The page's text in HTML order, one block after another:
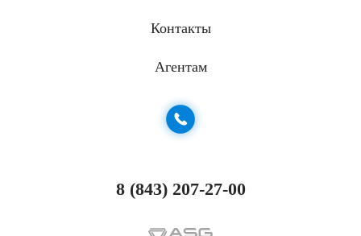
Контакты
Агентам
8 (843) 207-27-00